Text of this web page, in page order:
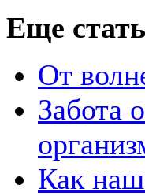
Еще
От
Забота
Как наш